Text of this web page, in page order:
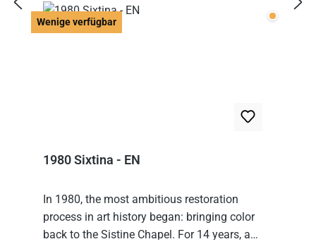
Wenige verfügbar Wenige
1980 Sixtina - EN
In 1980, the most ambitious restoration
process in art history began: bringing color
back to the Sistine Chapel. For 14 years, a